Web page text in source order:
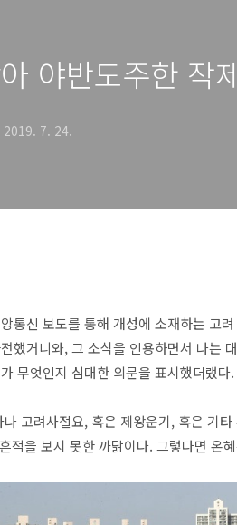
야반도주한 작
2019. 7. 24.
통신 보도를 통해 개성에 소재하는 고
했거니와, 그 소식을 인용하면서 나는
무엇인지 심대한 의문을 표시했더랬다.
고려사절요, 혹은 제왕운기, 혹은 기
적을 보지 못한 까닭이다. 그렇다면 온